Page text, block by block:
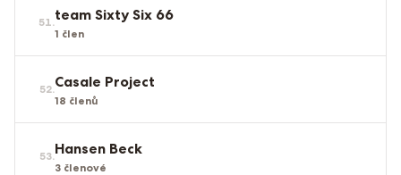
51.team Sixty Six 66
1 člen
52.Casale Project
18 členů
53.Hansen Beck
3 členové